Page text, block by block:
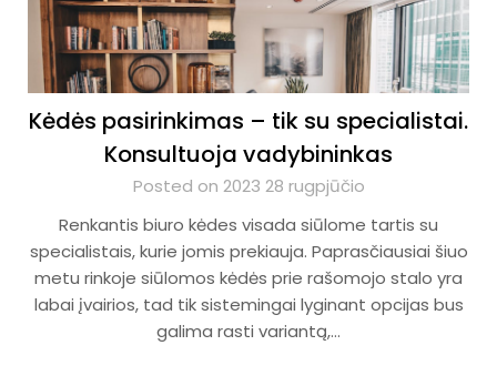
Kėdės pasirinkimas – tik su specialistai.
Konsultuoja vadybininkas
Posted on 2023 28 rugpjūčio
Renkantis biuro kėdes visada siūlome tartis su
specialistais, kurie jomis prekiauja. Paprasčiausiai šiuo
metu rinkoje siūlomos kėdės prie rašomojo stalo yra
labai įvairios, tad tik sistemingai lyginant opcijas bus
galima rasti variantą,…